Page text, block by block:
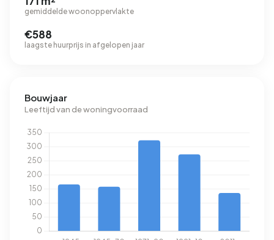
gemiddelde woonoppervlakte
€588
laagste huurprijs in afgelopen jaar
Bouwjaar
Leeftijd van de woningvoorraad